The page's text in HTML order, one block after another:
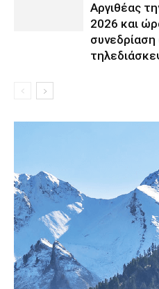
Αργιθέας
2026 και
συνεδρίαση